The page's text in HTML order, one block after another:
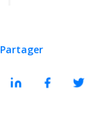
Partager